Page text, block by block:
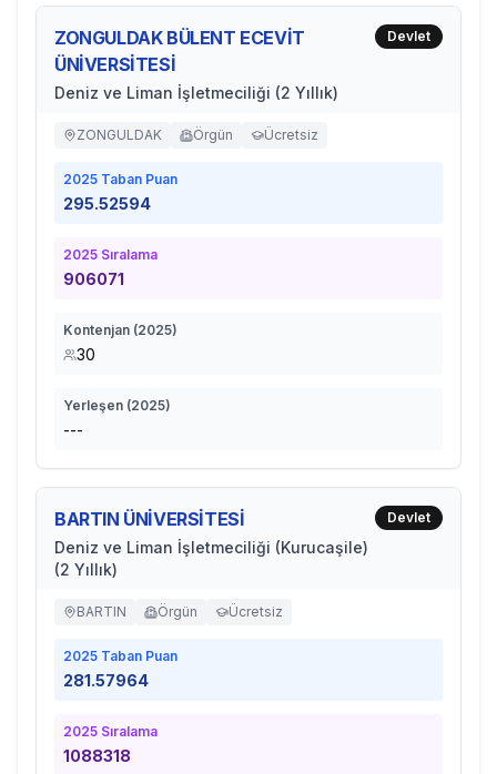
ZONGULDAK BÜLENT ECEVİT
ÜNİVERSİTESİ
Deniz ve Liman İşletmeciliği (2 Yıllık)
Devlet
ZONGULDAK Örgün Ücretsiz
2025 Taban Puan
295.52594
2025 Sıralama
906071
Kontenjan (2025)
30
Yerleşen (2025)
---
BARTIN ÜNİVERSİTESİ
Deniz ve Liman İşletmeciliği (Kurucaşile)
(2 Yıllık)
Devlet
BARTIN Örgün Ücretsiz
2025 Taban Puan
281.57964
2025 Sıralama
1088318